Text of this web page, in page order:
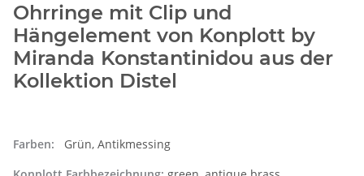
Ohrringe mit Clip und
Hängelement von Konplott by
Miranda Konstantinidou aus der
Kollektion Distel
Farben:
Grün, Antikmessing